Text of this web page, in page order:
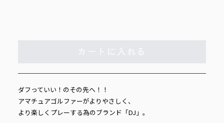
ダフっていい！のその先へ！！
アマチュアゴルファーがよりやさしく、
より楽しくプレーする為のブランド「DJ」。